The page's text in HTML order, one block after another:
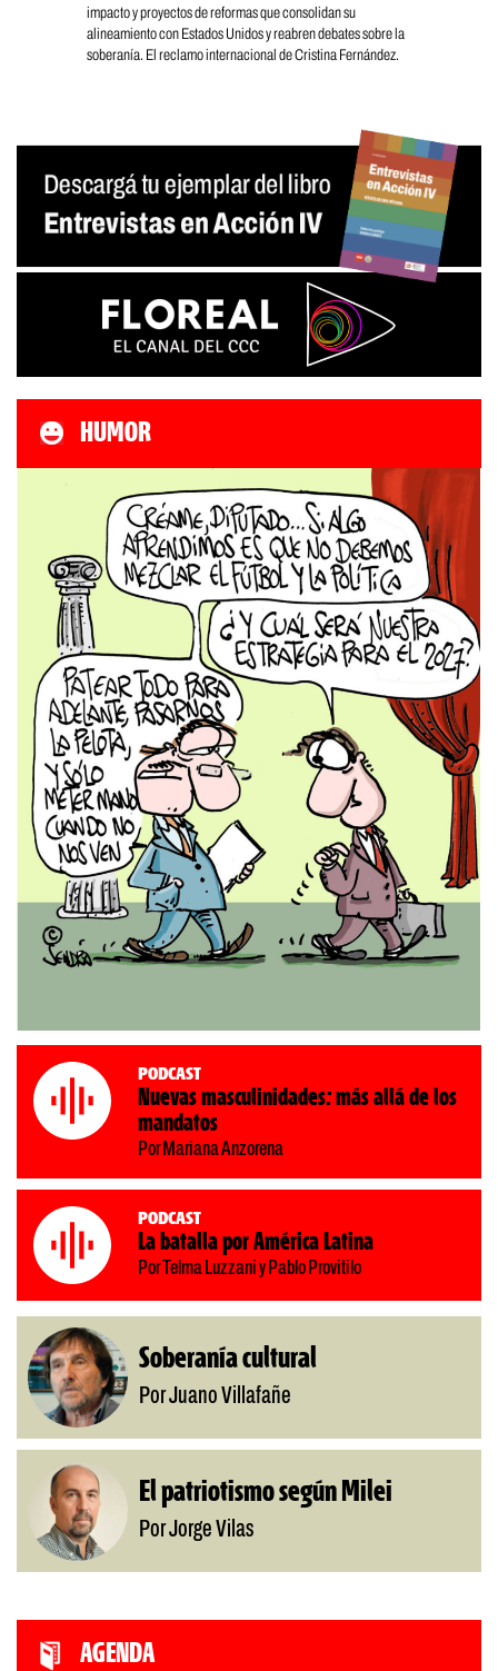
impacto y proyectos de reformas que consolidan su
alineamiento con Estados Unidos y reabren debates sobre la
soberanía. El reclamo internacional de Cristina Fernández.
HUMOR
Podcast
Nuevas masculinidades: más allá de los
mandatos
Por Mariana Anzorena
Podcast
La batalla por América Latina
Por Telma Luzzani y Pablo Provitilo
Soberanía cultural
Por Juano Villafañe
El patriotismo según Milei
Por Jorge Vilas
AGENDA